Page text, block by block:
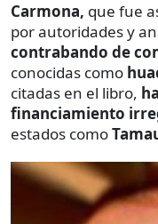
Carmona, que fue
por autoridades y
contrabando de
conocidas como
citadas en el libro,
financiamiento
estados como